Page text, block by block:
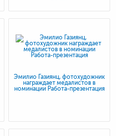
Эмилио Газиянц, фотохудожник
награждает медалистов в
номинации Работа-презентация